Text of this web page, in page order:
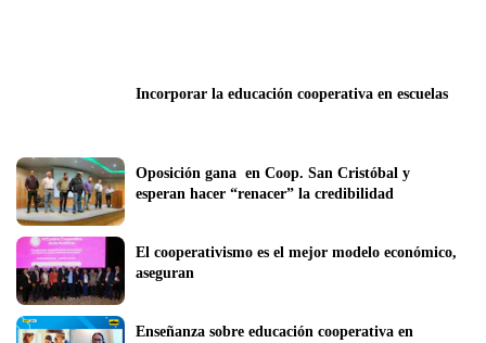
Incorporar la educación cooperativa en escuelas
Oposición gana  en Coop. San Cristóbal y
esperan hacer “renacer” la credibilidad
El cooperativismo es el mejor modelo económico,
aseguran
Enseñanza sobre educación cooperativa en